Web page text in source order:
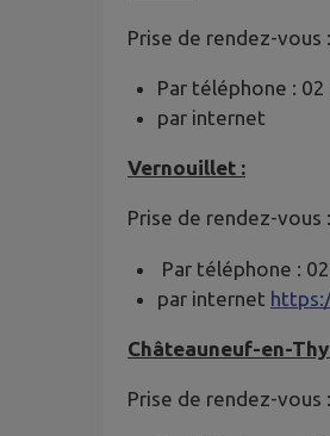
Prise de rendez-vous :
Par téléphone :
par internet
Vernouillet :
Prise de rendez-vous :
Par téléphone :
par internet
Châteauneuf-en-
Prise de rendez-vous :